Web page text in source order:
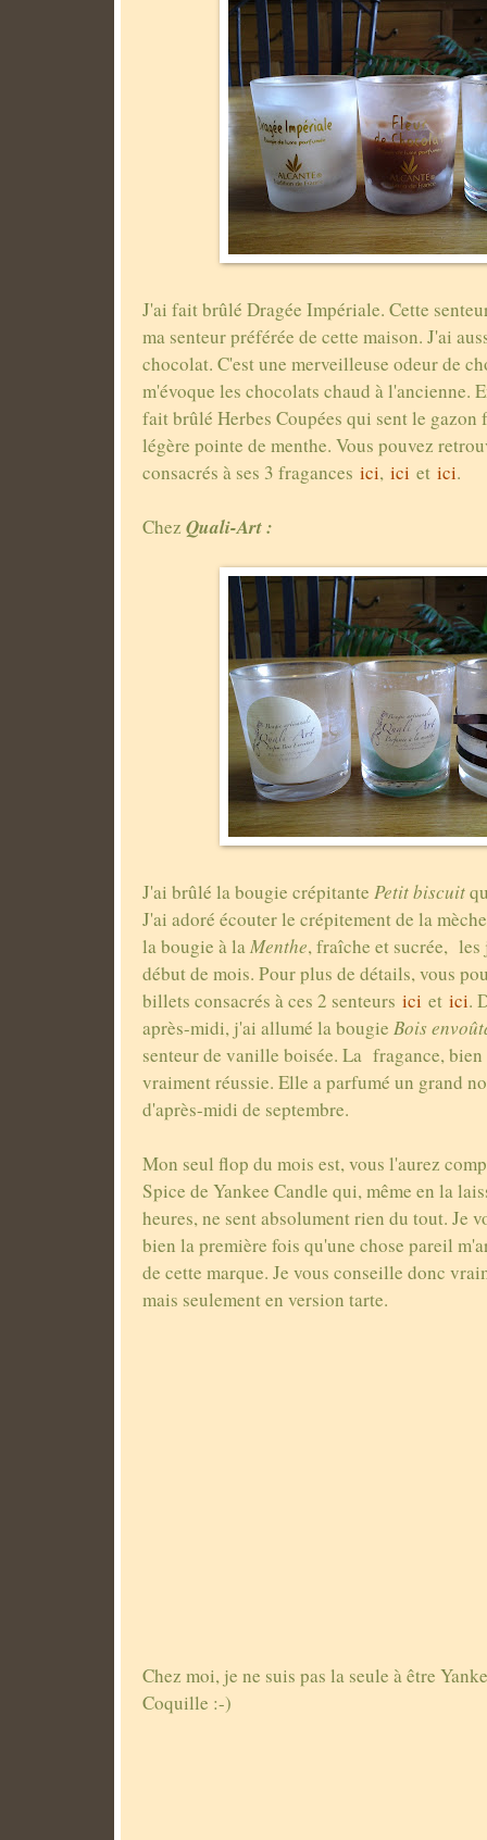
J'ai fait brûlé Dragée Impériale. Cette
ma senteur préférée de cette maison. J'ai
chocolat. C'est une merveilleuse odeur de
m'évoque les chocolats chaud à l'ancienne.
fait brûlé Herbes Coupées qui sent le gazon
légère pointe de menthe. Vous pouvez
consacrés à ses 3 fragances ici, ici et ici.
Chez Quali-Art :
J'ai brûlé la bougie crépitante Petit biscuit
J'ai adoré écouter le crépitement de la
la bougie à laMenthe, fraîche et sucrée, les
début de mois. Pour plus de détails, vous
billets consacrés à ces 2 senteurs ici et ici.
après-midi, j'ai allumé la bougie Bois
senteur de vanille boisée. La fragance, bien
vraiment réussie. Elle a parfumé un grand
d'après-midi de septembre.
Mon seul flop du mois est, vous l'aurez
Spice de Yankee Candle qui, même en la
heures, ne sent absolument rien du tout. Je
bien la première fois qu'une chose pareil
de cette marque. Je vous conseille donc
mais seulement en version tarte.
Chez moi, je ne suis pas la seule à être
Coquille :-)